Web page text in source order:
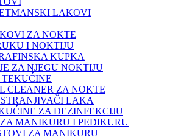
LAKOVI
ZA NOKTE
I NOKTIJU
KUPKA
ZA NJEGU NOKTIJU
CLEANER ZA NOKTE
LAKA
ZA DEZINFEKCIJU
MANIKURU I PEDIKURU
ZA MANIKURU